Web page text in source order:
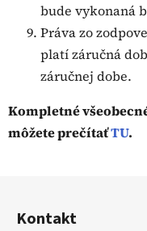
bude vykonaná
Práva zo
platí záručná
záručnej dobe.
Kompletné
môžete prečítaťTU.
Kontakt